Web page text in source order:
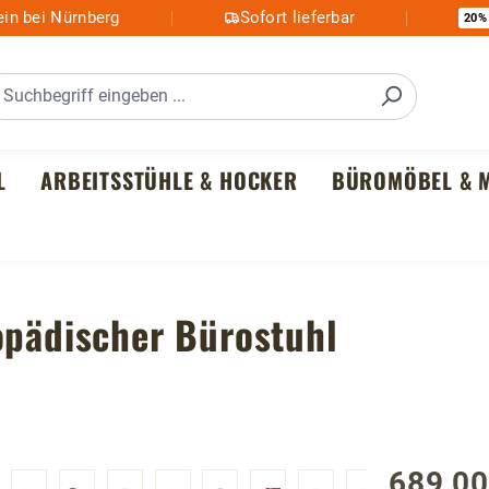
bei Nürnberg Sofort lieferbar 20%
ARBEITSSTÜHLE & HOCKER BÜROMÖBEL &
Bürostuhl
Regulärer